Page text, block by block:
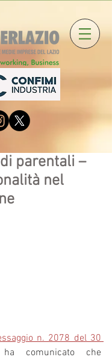
parentali –
nel
n. 2078 del 30
comunicato che